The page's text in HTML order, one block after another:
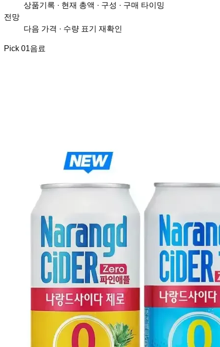
상품기록 · 현재 총액 · 구성 · 구매 타이밍
전망
다음 가격 · 수량 표기 재확인
Pick 01음료